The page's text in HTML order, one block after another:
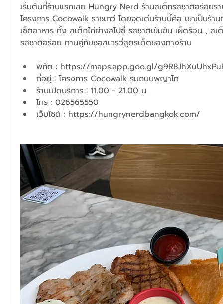
เริ่มต้นที่ร้านแรกเลย Hungry Nerd ร้านสเต็กรสชาติอร่อยร
โครงการ Cocowalk ราชเทวี โดยจุดเด่นร้านนี้คือ เขาเป็นร้า
เซ็ตอาหาร ทั้ง สเต็กไก่ย่างสไปซี่ รสชาติเข้มข้น เผ็ดร้อน ,
รสชาติอร่อย ทานคู่กับซอสเกรวี่สูตรเด็ดของทางร้าน
พิกัด : https://maps.app.goo.gl/
ที่อยู่ : โครงการ Cocowalk ริมถนนพญาไท
ร้านเปิดบริการ : 11.00 - 21.00 น.
โทร : 026565550
เว็บไซต์ : https://hungrynerdbangkok.com/